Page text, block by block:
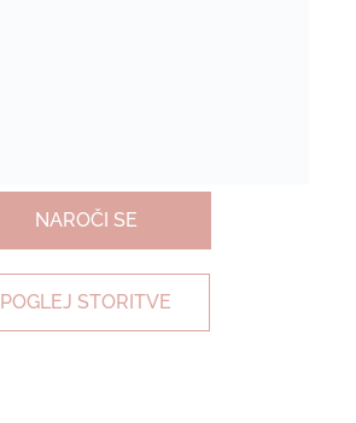
NAROČI SE
POGLEJ STORITVE